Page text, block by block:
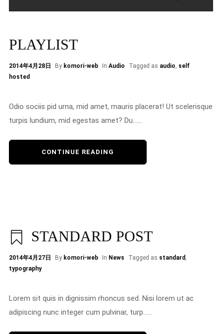
PLAYLIST
2014年4月28日 By komori-web In Audio Tagged as audio, self
hosted
Odio sociis pid urna, mid amet, mauris placerat! Ut scelerisque
turpis lundium, mid egestas amet? Du......
CONTINUE READING
STANDARD POST
2014年4月27日 By komori-web In News Tagged as standard,
typography
Lorem sit quis in dignissim rhoncus sed. Nisi lorem ut ac
adipiscing nunc integer cum pulvinar, turp......